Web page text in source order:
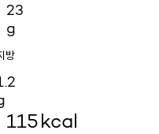
23
g
방
115kcal